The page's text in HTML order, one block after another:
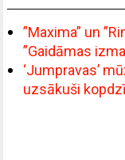
”Maxima” un
”Gaidāmas
‘Jumpravas’
uzsākuši